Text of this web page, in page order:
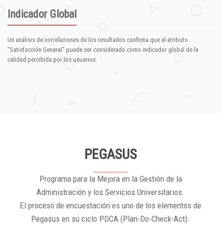
Indicador Global
Un análisis de correlaciones de los resultados confirma que el atributo
"Satisfacción General" puede ser considerado como indicador global de la
calidad percibida por los usuarios.
PEGASUS
Programa para la Mejora en la Gestión de la
Administración y los Servicios Universitarios.
El proceso de encuestación es uno de los elementos de
Pegasus en su ciclo PDCA (Plan-Do-Check-Act).